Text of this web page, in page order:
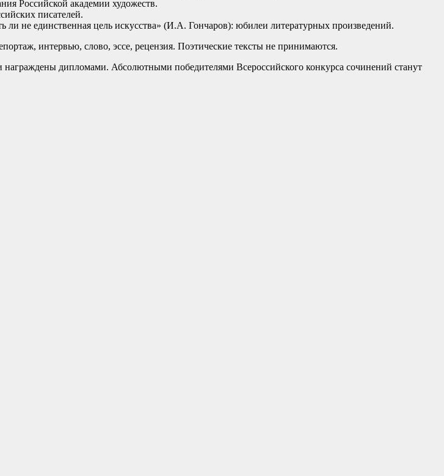
Российской академии художеств.
писателей.
не единственная цель искусства» (И.А. Гончаров): юбилеи литературных произведений.
интервью, слово, эссе, рецензия. Поэтические тексты не принимаются.
дипломами. Абсолютными победителями Всероссийского конкурса сочинений станут